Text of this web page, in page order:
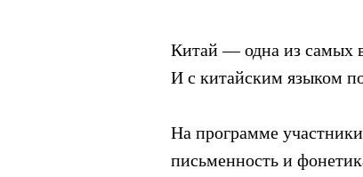
Китай — одна из самых
И с китайским языком
На программе
письменность и